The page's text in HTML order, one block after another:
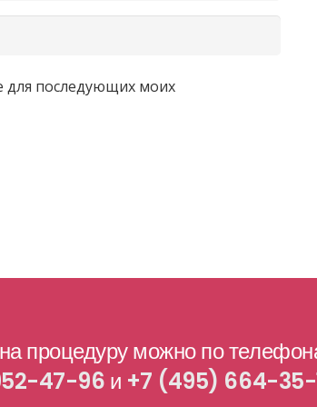
для последующих моих
процедуру можно по
47-96 и +7 (495) 664-35-